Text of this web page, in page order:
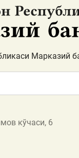
Марказий
кўчаси, 6